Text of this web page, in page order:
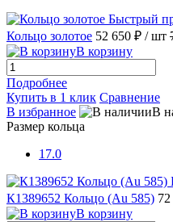
Быстрый
Кольцо золотое 52 650 ₽ / шт
В корзину
Подробнее
Купить в 1 клик Сравнение
В избранное
В
Размер кольца
17.0
К1389652 Кольцо (Au 585)
В корзину